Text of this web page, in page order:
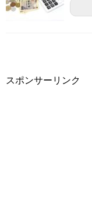
スポンサーリンク